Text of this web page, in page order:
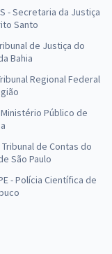
- Secretaria da Justiça
Santo
de Justiça do
Bahia
Regional Federal
Ministério Público de
Tribunal de Contas do
São Paulo
- Polícia Científica de